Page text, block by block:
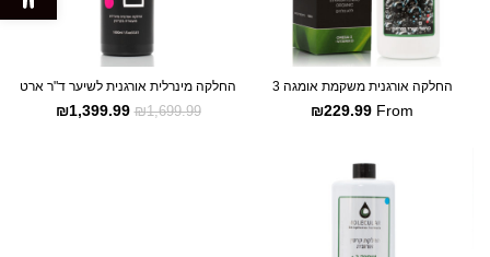
החלקה אורגנית משקמת אומגה 3
From
₪229.99
החלקה מינרלית אורגנית לשיער ד"ר ארט
₪1,699.99
₪1,399.99